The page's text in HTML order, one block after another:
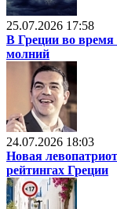
25.07.2026 17:58
В Греции во время
молний
24.07.2026 18:03
Новая
рейтингах Греции